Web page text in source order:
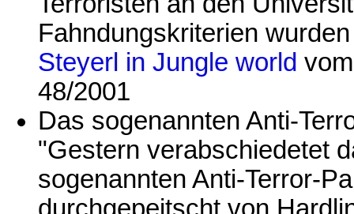
Fahndungskriterien
Steyerl in Jungle world
48/2001
Das sogenannten Anti-
"Gestern verabschiedetet
sogenannten Anti-Terror-
durchgepeitscht von